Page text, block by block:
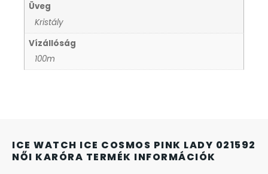
Üveg
Kristály
Vízállóság
100m
ICE WATCH ICE COSMOS PINK LADY 021592
NŐI KARÓRA TERMÉK INFORMÁCIÓK
LORUS
LOTUS STYLE
MORGAN